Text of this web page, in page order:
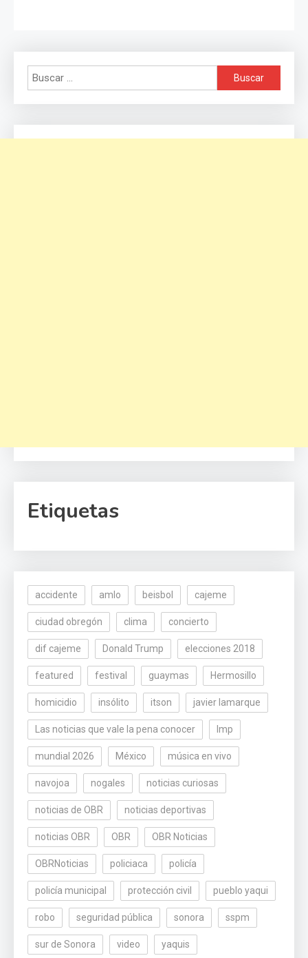
Buscar:
Etiquetas
accidente amlo beisbol cajeme
ciudad obregón clima concierto
dif cajeme Donald Trump elecciones 2018
featured festival guaymas Hermosillo
homicidio insólito itson javier lamarque
Las noticias que vale la pena conocer lmp
mundial 2026 México música en vivo
navojoa nogales noticias curiosas
noticias de OBR noticias deportivas
noticias OBR OBR OBR Noticias
OBRNoticias policiaca policía
policía municipal protección civil pueblo yaqui
robo seguridad pública sonora sspm
sur de Sonora video yaquis